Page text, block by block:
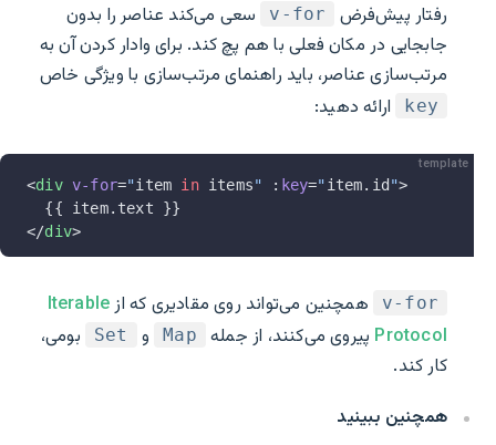
رفتار پیش‌فرض v-for
سعی می‌کند عناصر را بدون
جابجایی در مکان فعلی با هم پچ کند. برای وادار کردن آن به
مرتب‌سازی عناصر، باید راهنمای مرتب‌سازی با ویژگی خاص
key ارائه دهید:
template
<div v-for="item in items" : key="item.id ">
  {{ item.text }}
</div>
v-for همچنین می‌تواند روی مقادیری که از Iterable
Protocol پیروی می‌کنند، از جمله Map و Set
بومی،
کار کند.
همچنین ببینید